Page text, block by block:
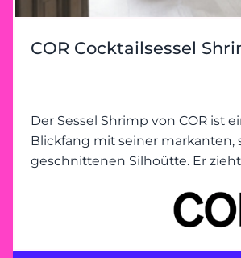
COR Cocktailsessel
Der Sessel Shrimp von COR ist
Blickfang mit seiner markanten,
geschnittenen Silhoütte. Er
überzeugt mit seinem
Der Sessel ist mit einer